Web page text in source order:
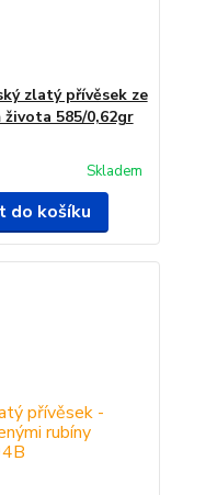
zlatý přívěsek ze
585/0,62gr
Skladem
do košíku